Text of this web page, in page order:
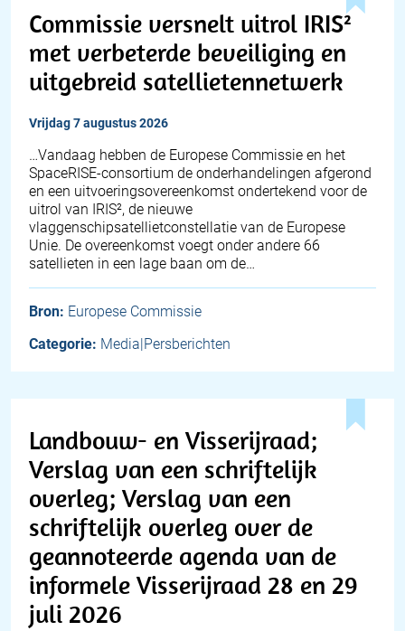
Commissie versnelt uitrol IRIS²
met verbeterde beveiliging en
uitgebreid satellietennetwerk
vrijdag 7 augustus 2026
…Vandaag hebben de Europese Commissie en het
SpaceRISE-consortium de onderhandelingen afgerond
en een uitvoeringsovereenkomst ondertekend voor de
uitrol van IRIS², de nieuwe
vlaggenschipsatellietconstellatie van de Europese
Unie. De overeenkomst voegt onder andere 66
satellieten in een lage baan om de…
Bron: Europese Commissie
Categorie: Media|Persberichten
Landbouw- en Visserijraad;
Verslag van een schriftelijk
overleg; Verslag van een
schriftelijk overleg over de
geannoteerde agenda van de
informele Visserijraad 28 en 29
juli 2026